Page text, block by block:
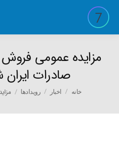
مزایده عمومی فروش
صادرات ایران
You are here:
خانه اخبار رویدادها